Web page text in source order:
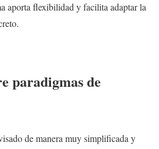
aporta flexibilidad y facilita adaptar la
paradigmas de
de manera muy simplificada y